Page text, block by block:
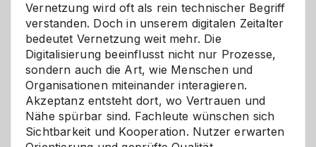
Vernetzung wird oft als rein technischer Begriff
verstanden. Doch in unserem digitalen Zeitalter
bedeutet Vernetzung weit mehr. Die
Digitalisierung beeinflusst nicht nur Prozesse,
sondern auch die Art, wie Menschen und
Organisationen miteinander interagieren.
Akzeptanz entsteht dort, wo Vertrauen und
Nähe spürbar sind. Fachleute wünschen sich
Sichtbarkeit und Kooperation. Nutzer erwarten